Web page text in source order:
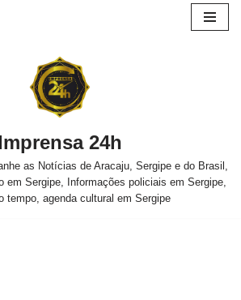
24h
as Notícias de Aracaju, Sergipe e do Brasil,
em Sergipe, Informações policiais em Sergipe,
tempo, agenda cultural em Sergipe